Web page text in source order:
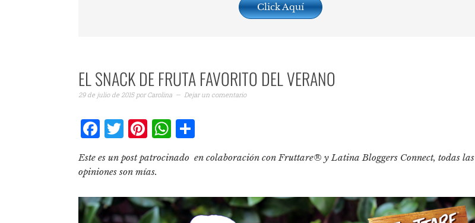
Click Aquí
EL SNACK DE FRUTA FAVORITO DEL VERANO
29 de julio de 2015porCarolina Dejar un comentario
Facebook
Twitter
Pinterest
WhatsApp
Este es un post patrocinado en colaboración con Fruttare® y Latina Bloggers Connect, todas las
opiniones son mías.